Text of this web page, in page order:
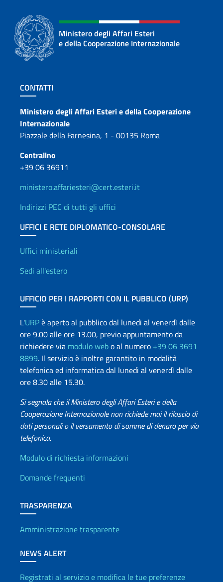
Ministero degli Affari Esteri
e della Cooperazione Internazionale
Sezione footer
CONTATTI
Contatti
Ministero degli Affari Esteri e della Cooperazione
Internazionale
Piazzale della Farnesina, 1 - 00135 Roma
Centralino
+39 06 36911
ministero.affariesteri@cert.esteri.it
Indirizzi PEC di tutti gli uffici
UFFICI E RETE DIPLOMATICO-CONSOLARE
Uffici e Rete diplomatica
Uffici ministeriali
Sedi all'estero
UFFICIO PER I RAPPORTI CON IL PUBBLICO (URP)
L'URPè aperto al pubblico dal lunedì al venerdì dalle
ore 9.00 alle ore 13.00, previo appuntamento da
richiedere via modulo webo al numero +39 06 3691
8899. Il servizio è inoltre garantito in modalità
telefonica ed informatica dal lunedì al venerdì dalle
ore 8.30 alle 15.30.
Si segnala che il Ministero degli Affari Esteri e della
Cooperazione Internazionale non richiede mai il rilascio di
dati personali o il versamento di somme di denaro per via
telefonica.
Info utili
Modulo di richiesta informazioni
Domande frequenti
TRASPARENZA
Amministrazione trasparente
NEWS ALERT
Registrati al servizio e modifica le tue preferenze